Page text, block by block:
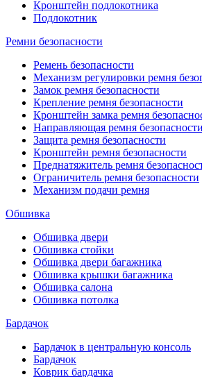
Кронштейн подлокотника
Подлокотник
Ремни безопасности
Ремень безопасности
Механизм регулировки ремня
Замок ремня безопасности
Крепление ремня безопасности
Кронштейн замка ремня
Направляющая ремня безопасности
Защита ремня безопасности
Кронштейн ремня безопасности
Преднатяжитель ремня
Ограничитель ремня безопасности
Механизм подачи ремня
Обшивка
Обшивка двери
Обшивка стойки
Обшивка двери багажника
Обшивка крышки багажника
Обшивка салона
Обшивка потолка
Бардачок
Бардачок в центральную консоль
Бардачок
Коврик бардачка